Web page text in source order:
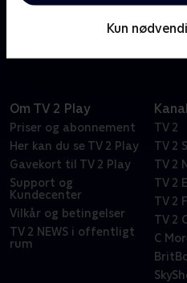
Kun
for drabene, men som
Om TV 2 Play
Priser og abonnement
Her kan du se TV 2 Play
Gavekort til TV 2 Play
Support og
Kundecenter
Vilkår og betingelser
TV 2 NEWS i offentligt
rum
TV 2
TV 2
TV 2
TV 2
TV 2
TV 2
C